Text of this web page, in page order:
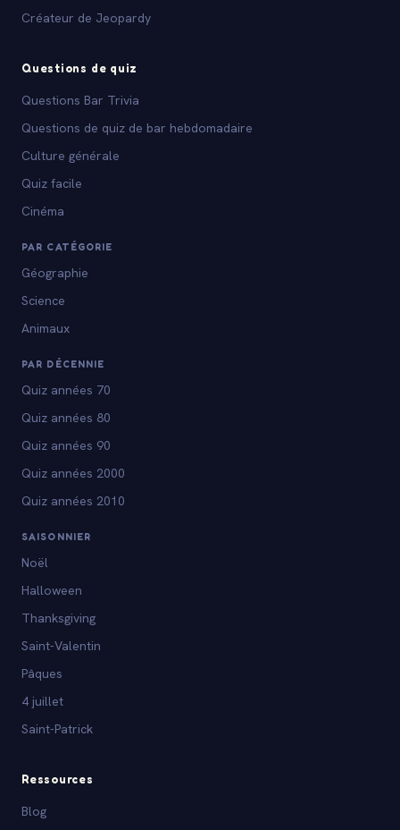
Créateur de Jeopardy
Questions de quiz
Questions Bar Trivia
Questions de quiz de bar hebdomadaire
Culture générale
Quiz facile
Cinéma
PAR CATÉGORIE
Géographie
Science
Animaux
PAR DÉCENNIE
Quiz années 70
Quiz années 80
Quiz années 90
Quiz années 2000
Quiz années 2010
SAISONNIER
Noël
Halloween
Thanksgiving
Saint-Valentin
Pâques
4 juillet
Saint-Patrick
Ressources
Blog